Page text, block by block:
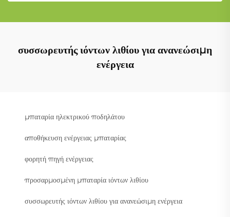
συσσωρευτής ιόντων λιθίου για ανανεώσιμη
ενέργεια
μπαταρία ηλεκτρικού ποδηλάτου
αποθήκευση ενέργειας μπαταρίας
φορητή πηγή ενέργειας
προσαρμοσμένη μπαταρία ιόντων λιθίου
συσσωρευτής ιόντων λιθίου για ανανεώσιμη ενέργεια